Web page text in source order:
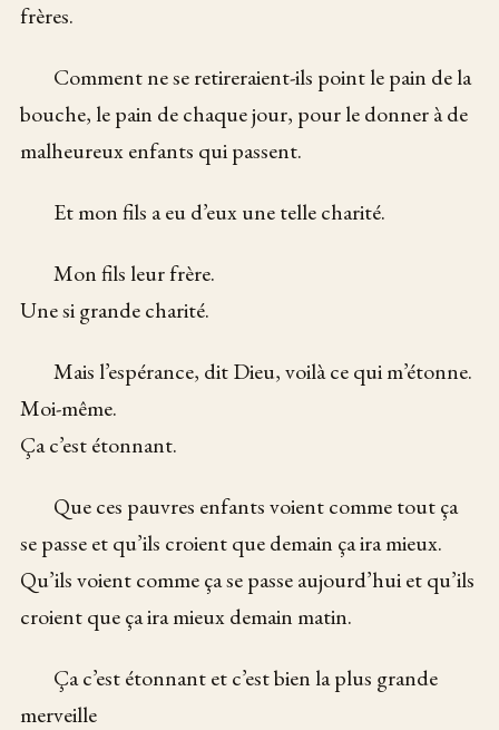
frères.
Comment ne se retireraient-ils point le pain de la
bouche, le pain de chaque jour, pour le donner à de
malheureux enfants qui passent.
Et mon fils a eu d’eux une telle charité.
Mon fils leur frère.
Une si grande charité.
Mais l’espérance, dit Dieu, voilà ce qui m’étonne.
Moi-même.
Ça c’est étonnant.
Que ces pauvres enfants voient comme tout ça
se passe et qu’ils croient que demain ça ira mieux.
Qu’ils voient comme ça se passe aujourd’hui et qu’ils
croient que ça ira mieux demain matin.
Ça c’est étonnant et c’est bien la plus grande
merveille